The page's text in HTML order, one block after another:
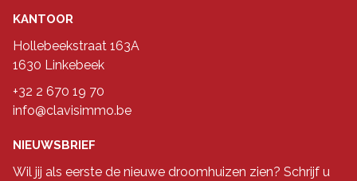
KANTOOR
Hollebeekstraat 163A
1630 Linkebeek
+32 2 670 19 70
info@clavisimmo.be
NIEUWSBRIEF
Wil jij als eerste de nieuwe droomhuizen zien? Schrijf u